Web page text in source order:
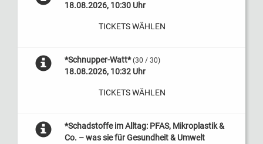
18.08.2026, 10:30 Uhr
TICKETS WÄHLEN
*Schnupper-Watt* (30 / 30)
18.08.2026, 10:32 Uhr
TICKETS WÄHLEN
*Schadstoffe im Alltag: PFAS, Mikroplastik &
Co. – was sie für Gesundheit & Umwelt